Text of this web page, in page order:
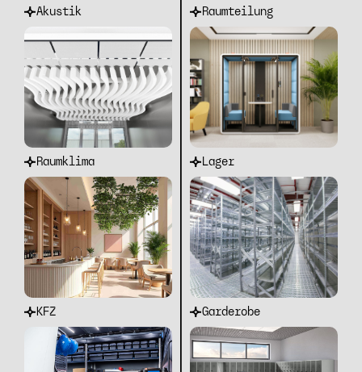
Akustik
Raumklima
KFZ
Raumteilung
Lager
Garderobe